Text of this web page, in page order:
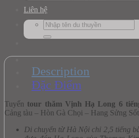
Liên hệ
Search
for:
Description
Đặc Điểm
Tuyến tour thăm Vịnh Hạ Long 6
Cảng tàu – Hòn Gà Chọi – Hang Sửng
Di chuyển từ Hà Nội chỉ 2,5 tiếng